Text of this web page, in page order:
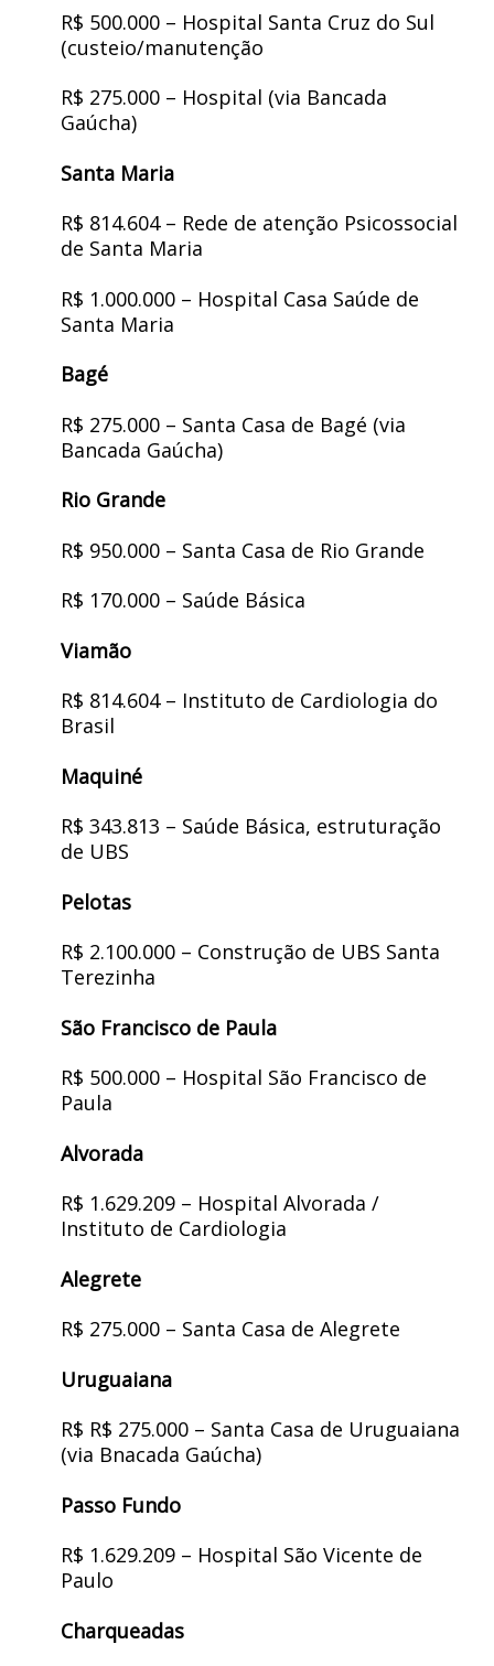
R$ 500.000 – Hospital Santa Cruz do Sul
(custeio/manutenção
R$ 275.000 – Hospital (via Bancada
Gaúcha)
Santa Maria
R$ 814.604 – Rede de atenção Psicossocial
de Santa Maria
R$ 1.000.000 – Hospital Casa Saúde de
Santa Maria
Bagé
R$ 275.000 – Santa Casa de Bagé (via
Bancada Gaúcha)
Rio Grande
R$ 950.000 – Santa Casa de Rio Grande
R$ 170.000 – Saúde Básica
Viamão
R$ 814.604 – Instituto de Cardiologia do
Brasil
Maquiné
R$ 343.813 – Saúde Básica, estruturação
de UBS
Pelotas
R$ 2.100.000 – Construção de UBS Santa
Terezinha
São Francisco de Paula
R$ 500.000 – Hospital São Francisco de
Paula
Alvorada
R$ 1.629.209 – Hospital Alvorada /
Instituto de Cardiologia
Alegrete
R$ 275.000 – Santa Casa de Alegrete
Uruguaiana
R$ R$ 275.000 – Santa Casa de Uruguaiana
(via Bnacada Gaúcha)
Passo Fundo
R$ 1.629.209 – Hospital São Vicente de
Paulo
Charqueadas